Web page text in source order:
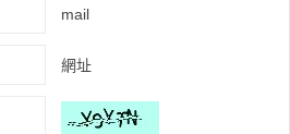
mail
網址